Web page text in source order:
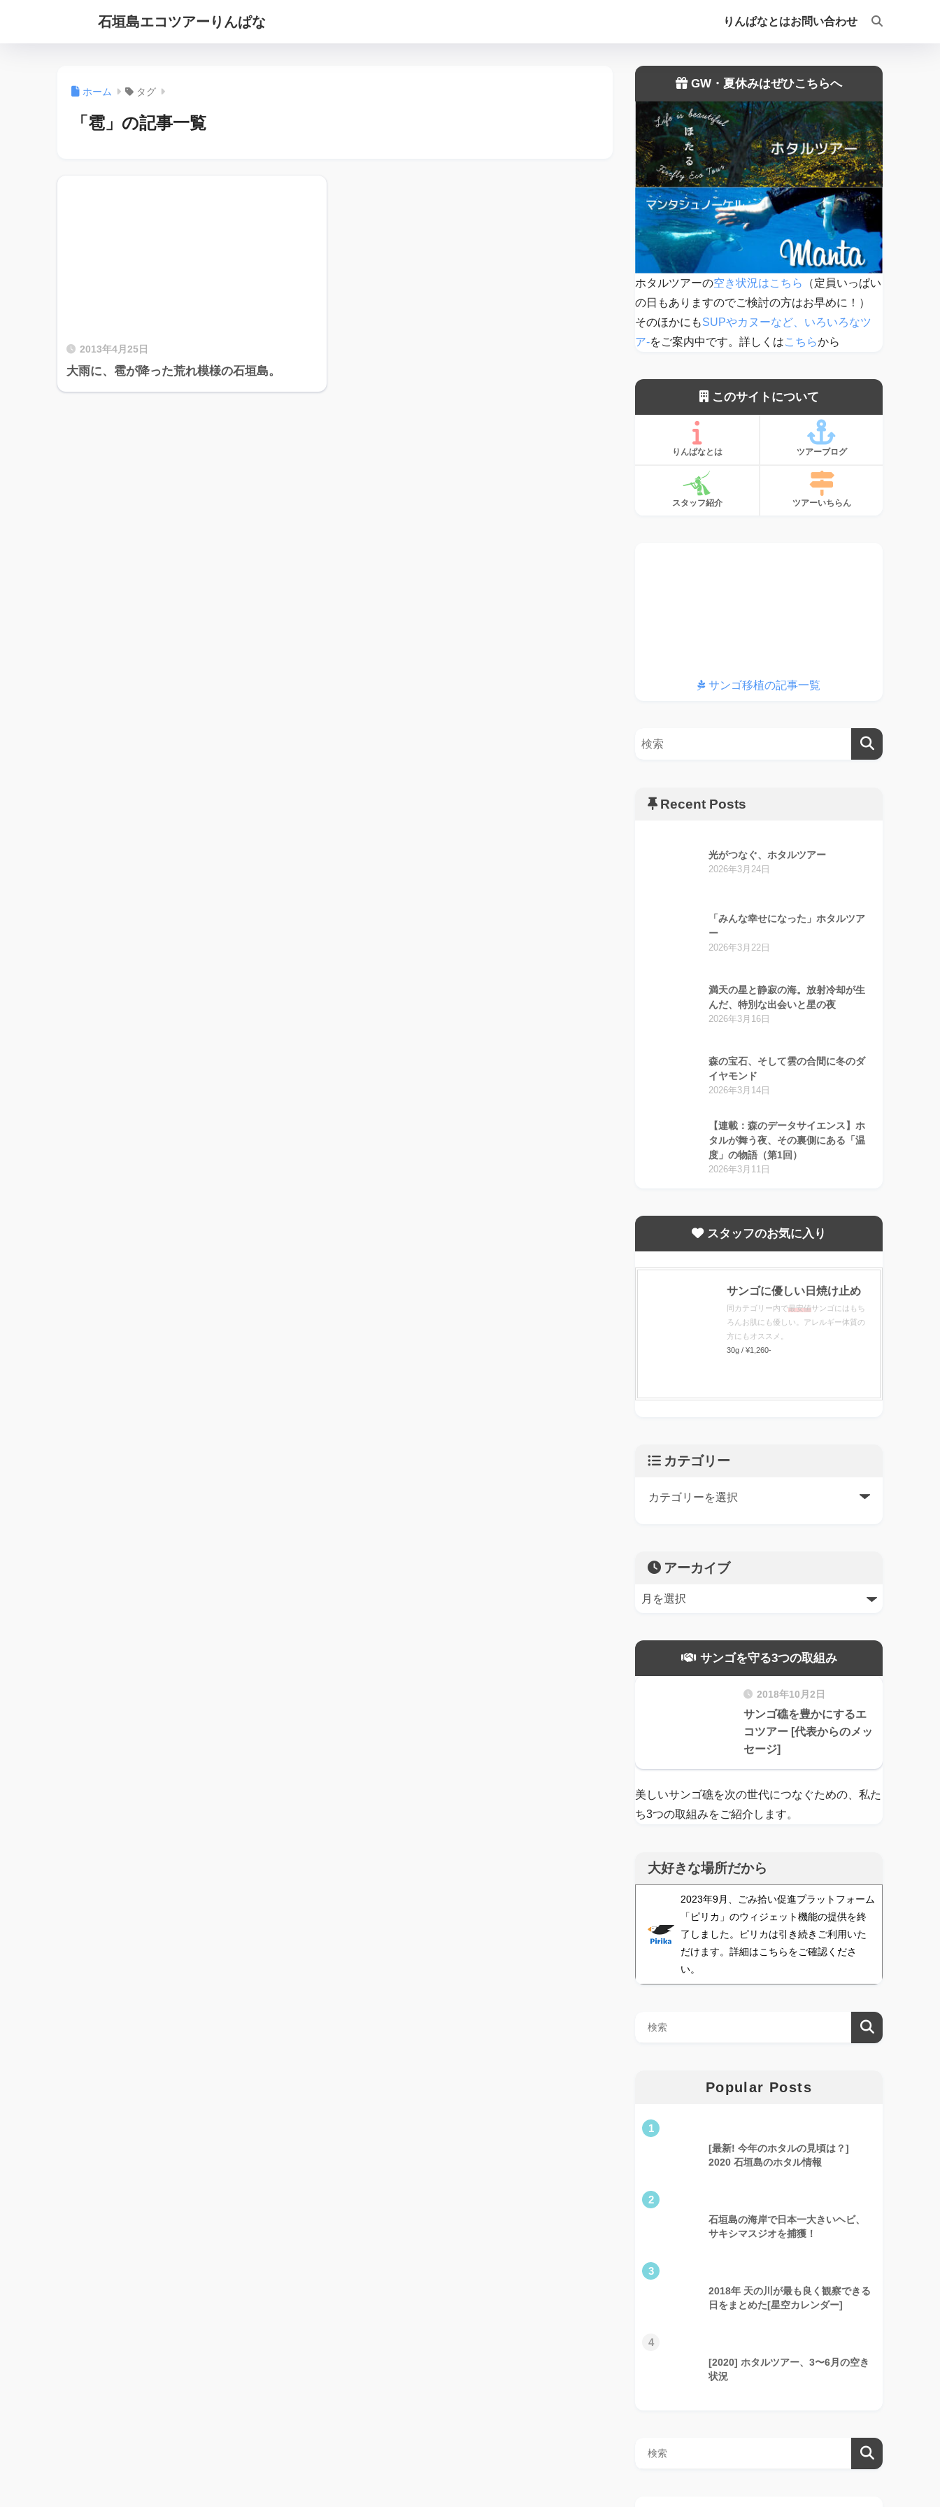
石垣島エコツアーりんぱな りんぱなとはお問い合わせ
ホーム タグ
「雹」の記事一覧
2013年4月25日
大雨に、雹が降った荒れ模様の石垣島。
GW・夏休みはぜひこちらへ
ホタルツアーの空き状況はこちら
（定員いっぱい
の日もありますのでご検討の方はお早めに！）
そのほかにもSUPやカヌーなど、いろいろなツ
ア-をご案内中です。詳しくはこちらから
このサイトについて
りんぱなとは ツアーブログ
スタッフ紹介 ツアーいちらん
サンゴ移植の記事一覧
Recent Posts
光がつなぐ、ホタルツアー
2026年3月24日
「みんな幸せになった」ホタルツア
ー
2026年3月22日
満天の星と静寂の海。放射冷却が生
んだ、特別な出会いと星の夜
2026年3月16日
森の宝石、そして雲の合間に冬のダ
イヤモンド
2026年3月14日
【連載：森のデータサイエンス】ホ
タルが舞う夜、その裏側にある「温
度」の物語（第1回）
2026年3月11日
スタッフのお気に入り
サンゴに優しい日焼け止め
同カテゴリー内で最安値 サンゴにはもち
ろんお肌にも優しい。アレルギー体質の
方にもオススメ。
30g / ¥1,260-
カテゴリー
アーカイブ
サンゴを守る3つの取組み
2018年10月2日
サンゴ礁を豊かにするエ
コツアー [代表からのメッ
セージ]
美しいサンゴ礁を次の世代につなぐための、私た
ち3つの取組みをご紹介します。
大好きな場所だから
2023年9月、ごみ拾い促進プラットフォーム
「ピリカ」のウィジェット機能の提供を終
了しました。ピリカは引き続きご利用いた
だけます。詳細はこちらをご確認くださ
い。
Popular Posts
1
[最新! 今年のホタルの見頃は？]
2020 石垣島のホタル情報
2
石垣島の海岸で日本一大きいヘビ、
サキシマスジオを捕獲！
3
2018年 天の川が最も良く観察できる
日をまとめた[星空カレンダー]
4
[2020] ホタルツアー、3〜6月の空き
状況